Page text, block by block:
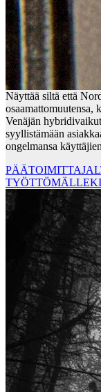
Näyttää siltä että
osaamattomuutensa,
Venäjän
syyllistämään
ongelmansa